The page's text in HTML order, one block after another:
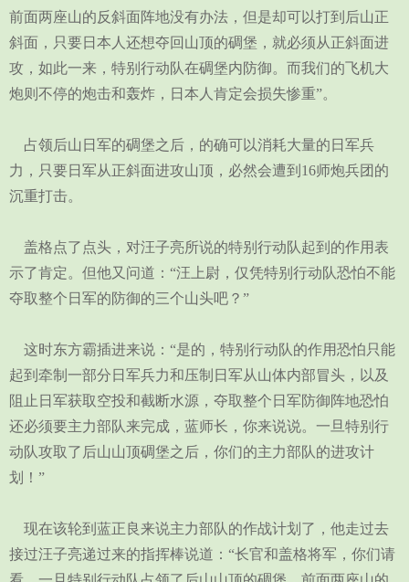
前面两座山的反斜面阵地没有办法，但是却可以打到后山正
斜面，只要日本人还想夺回山顶的碉堡，就必须从正斜面进
攻，如此一来，特别行动队在碉堡内防御。而我们的飞机大
炮则不停的炮击和轰炸，日本人肯定会损失惨重”。
占领后山日军的碉堡之后，的确可以消耗大量的日军兵
力，只要日军从正斜面进攻山顶，必然会遭到16师炮兵团的
沉重打击。
盖格点了点头，对汪子亮所说的特别行动队起到的作用表
示了肯定。但他又问道：“汪上尉，仅凭特别行动队恐怕不能
夺取整个日军的防御的三个山头吧？”
这时东方霸插进来说：“是的，特别行动队的作用恐怕只能
起到牵制一部分日军兵力和压制日军从山体内部冒头，以及
阻止日军获取空投和截断水源，夺取整个日军防御阵地恐怕
还必须要主力部队来完成，蓝师长，你来说说。一旦特别行
动队攻取了后山山顶碉堡之后，你们的主力部队的进攻计
划！”
现在该轮到蓝正良来说主力部队的作战计划了，他走过去
接过汪子亮递过来的指挥棒说道：“长官和盖格将军，你们请